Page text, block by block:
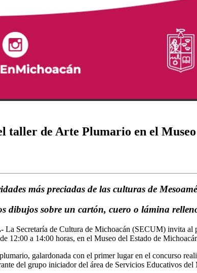
taller de Arte Plumario en el
más preciadas de las culturas de
dibujos sobre un cartón, cuero o lámina
La Secretaría de Cultura de Michoacán (SECUM) invita al
12:00 a 14:00 horas, en el Museo del Estado de
plumario, galardonada con el primer lugar en el concurso
del grupo iniciador del área de Servicios Educativos